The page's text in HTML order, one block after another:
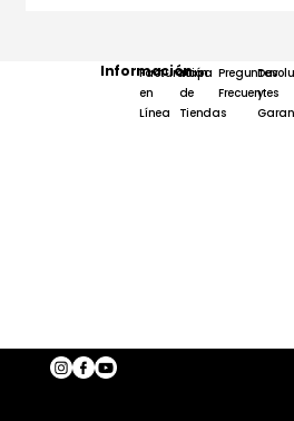
Información
Facturación
en
Línea
Mapa
de
Tiendas
Preguntas
Frecuentes
y